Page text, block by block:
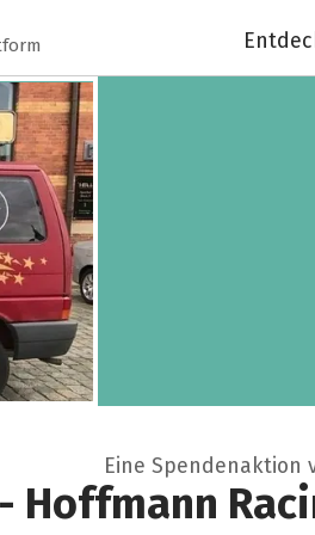
Eine Spendenaktion
- Hoffmann